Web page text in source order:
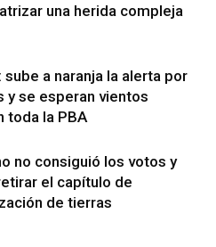
una herida compleja
sube a naranja la alerta por
y se esperan vientos
toda la PBA
no consiguió los votos y
el capítulo de
de tierras